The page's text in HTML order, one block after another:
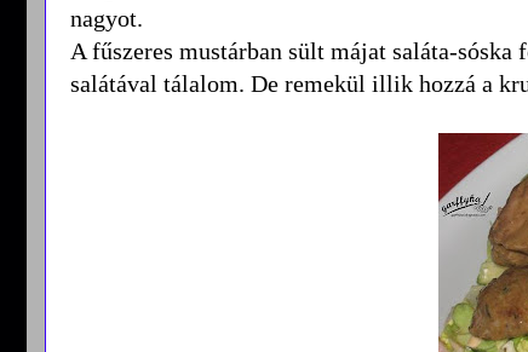
nagyot.
A fűszeres mustárban sült májat saláta-
salátával tálalom. De remekül illik hozzá a